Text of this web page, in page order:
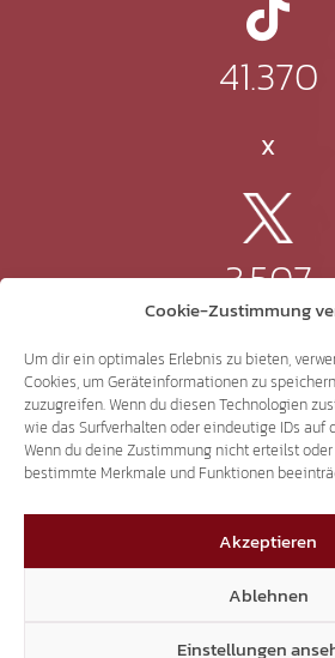
Cookie-Zustimmung
Um dir ein optimales Erlebnis zu bieten,
Cookies, um Geräteinformationen zu
zuzugreifen. Wenn du diesen Technologien
wie das Surfverhalten oder eindeutige IDs auf
Wenn du deine Zustimmung nicht erteilst
bestimmte Merkmale und Funktionen
Akzeptieren
Ablehnen
Einstellungen
41.370
X
3.507
Threads
3.401
YouTube